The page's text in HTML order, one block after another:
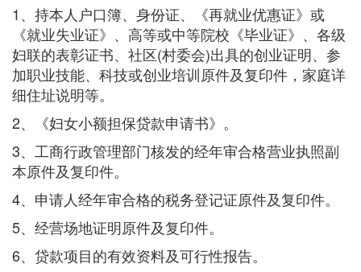
1、持本人户口簿、身份证、《再就业优惠证》或
《就业失业证》、高等或中等院校《毕业证》、各级
妇联的表彰证书、社区(村委会)出具的创业证明、参
加职业技能、科技或创业培训原件及复印件，家庭详
细住址说明等。
2、《妇女小额担保贷款申请书》。
3、工商行政管理部门核发的经年审合格营业执照副
本原件及复印件。
4、申请人经年审合格的税务登记证原件及复印件。
5、经营场地证明原件及复印件。
6、贷款项目的有效资料及可行性报告。